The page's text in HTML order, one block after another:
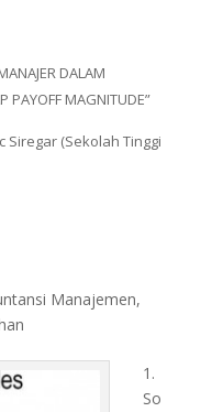
DALAM
PAYOFF MAGNITUDE”
Siregar (Sekolah Tinggi
Manajemen,
1.
So